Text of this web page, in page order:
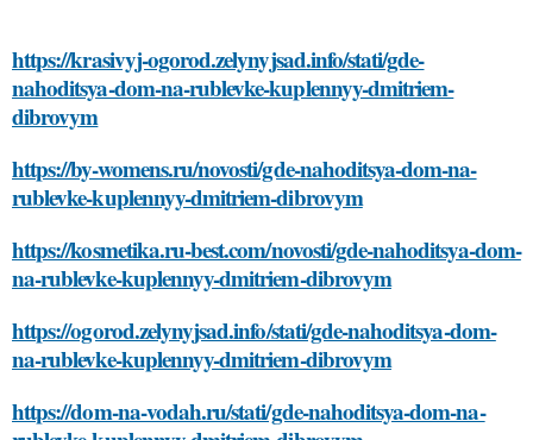
https://krasivyj-ogorod.zelynyjsad.info/stati/gde-
nahoditsya-dom-na-rublevke-kuplennyy-dmitriem-
dibrovym
https://by-womens.ru/novosti/gde-nahoditsya-dom-na-
rublevke-kuplennyy-dmitriem-dibrovym
https://kosmetika.ru-best.com/novosti/gde-nahoditsya-dom-
na-rublevke-kuplennyy-dmitriem-dibrovym
https://ogorod.zelynyjsad.info/stati/gde-nahoditsya-dom-
na-rublevke-kuplennyy-dmitriem-dibrovym
https://dom-na-vodah.ru/stati/gde-nahoditsya-dom-na-